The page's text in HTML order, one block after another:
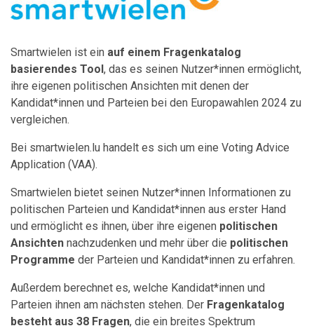
Smartwielen ist ein auf einem Fragenkatalog
basierendes Tool, das es seinen Nutzer*innen ermöglicht,
ihre eigenen politischen Ansichten mit denen der
Kandidat*innen und Parteien bei den Europawahlen 2024 zu
vergleichen.
Bei smartwielen.lu handelt es sich um eine Voting Advice
Application (VAA).
Smartwielen bietet seinen Nutzer*innen Informationen zu
politischen Parteien und Kandidat*innen aus erster Hand
und ermöglicht es ihnen, über ihre eigenen politischen
Ansichten nachzudenken und mehr über die politischen
Programme der Parteien und Kandidat*innen zu erfahren.
Außerdem berechnet es, welche Kandidat*innen und
Parteien ihnen am nächsten stehen. Der Fragenkatalog
besteht aus 38 Fragen, die ein breites Spektrum